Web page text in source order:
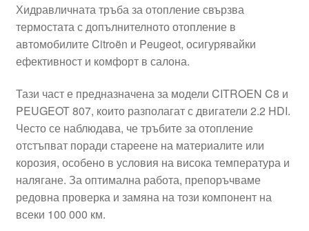
Хидравличната тръба за отопление свързва
термостата с допълнителното отопление в
автомобилите Citroën и Peugeot, осигурявайки
ефективност и комфорт в салона.
Тази част е предназначена за модели CITROEN C8 и
PEUGEOT 807, които разполагат с двигатели 2.2 HDI.
Често се наблюдава, че тръбите за отопление
отстъпват поради стареене на материалите или
корозия, особено в условия на висока температура и
налягане. За оптимална работа, препоръчваме
редовна проверка и замяна на този компонент на
всеки 100 000 км.